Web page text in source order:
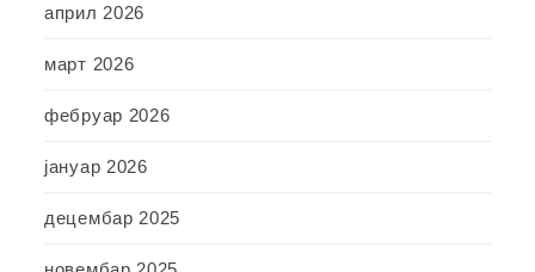
април 2026
март 2026
фебруар 2026
јануар 2026
децембар 2025